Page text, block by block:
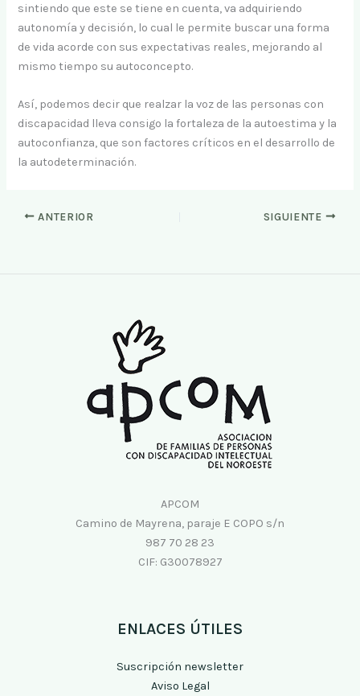
sintiendo que este se tiene en cuenta, va adquiriendo
autonomía y decisión, lo cual le permite buscar una forma
de vida acorde con sus expectativas reales, mejorando al
mismo tiempo su autoconcepto.
Así, podemos decir que realzar la voz de las personas con
discapacidad lleva consigo la fortaleza de la autoestima y la
autoconfianza, que son factores críticos en el desarrollo de
la autodeterminación.
ANTERIOR SIGUIENTE
APCOM
Camino de Mayrena, paraje E COPO s/n
987 70 28 23
CIF: G30078927
ENLACES ÚTILES
Suscripción newsletter
Aviso Legal